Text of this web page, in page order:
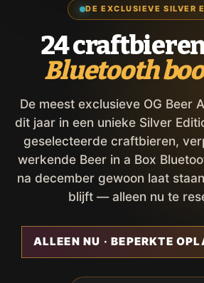
DE EXCLUSIEVE SILVER
24
Bluetooth
De meest exclusieve OG Beer
dit jaar in een unieke Silver
geselecteerde craftbieren,
werkende Beer in a Box
na december gewoon laat
blijft — alleen nu te
ALLEEN NU · BEPERKTE